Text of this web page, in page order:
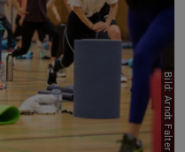
Bild: Arndt Falter